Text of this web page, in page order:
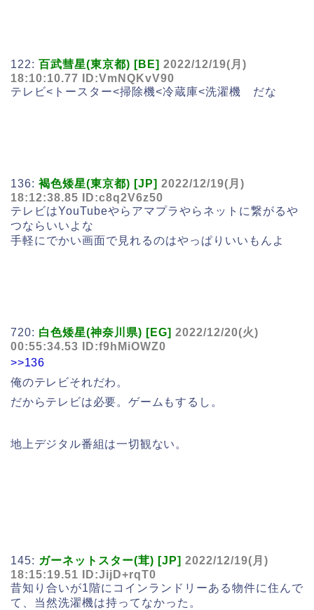
122: 百武彗星(東京都) [BE] 2022/12/19(月)
18:10:10.77 ID:VmNQKvV90
テレビ<トースター<掃除機<冷蔵庫<洗濯機 だな
136: 褐色矮星(東京都) [JP] 2022/12/19(月)
18:12:38.85 ID:c8q2V6z50
テレビはYouTubeやらアマプラやらネットに繋がるや
つならいいよな
手軽にでかい画面で見れるのはやっぱりいいもんよ
720: 白色矮星(神奈川県) [EG] 2022/12/20(火)
00:55:34.53 ID:f9hMiOWZ0
>>136
俺のテレビそれだわ。
だからテレビは必要。ゲームもするし。
地上デジタル番組は一切観ない。
145: ガーネットスター(茸) [JP] 2022/12/19(月)
18:15:19.51 ID:JijD+rqT0
昔知り合いが1階にコインランドリーある物件に住んで
て、当然洗濯機は持ってなかった。